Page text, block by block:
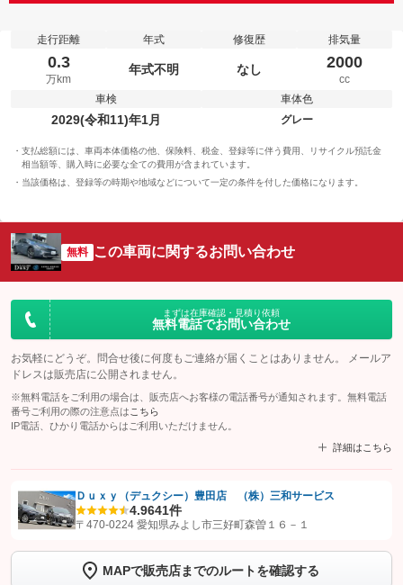
走行距離
0.3
万km
年式
年式不明
修復歴
なし
排気量
2000
cc
車検
2029(令和11)年1月
車体色
グレー
支払総額には、車両本体価格の他、保険料、税金、登録等に伴う費用、リサイクル預託金
相当額等、購入時に必要な全ての費用が含まれています。
当該価格は、登録等の時期や地域などについて一定の条件を付した価格になります。
無料 この車両に関するお問い合わせ
まずは在庫確認・見積り依頼
無料電話でお問い合わせ
お気軽にどうぞ。問合せ後に何度もご連絡が届くことはありません。 メールア
ドレスは販売店に公開されません。
※無料電話をご利用の場合は、販売店へお客様の電話番号が通知されます。無料電話
番号ご利用の際の注意点は こちら
IP電話、ひかり電話からはご利用いただけません。
詳細はこちら
【STEP1】認証画面でグーネットを友だち追加してから「許可する」ボタンを押
トーク画面で
ボタンをタップして問い合わせを
Ｄｕｘｙ（デュクシー）豊田店 （株）三和サービス
4.9641件
〒470-0224 愛知県みよし市三好町森曽１６－１
MAPで販売店までのルートを確認する